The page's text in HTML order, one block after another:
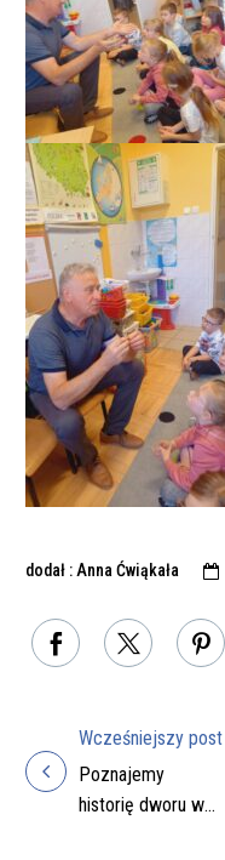
dodał : Anna Ćwiąkała 
Nawigacja
wpisu
Wcześniejszy post
Poznajemy
historię dworu w